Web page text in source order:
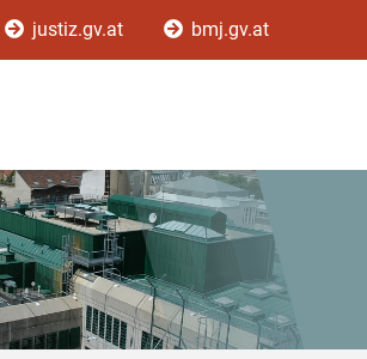
justiz.gv.at bmj.gv.at